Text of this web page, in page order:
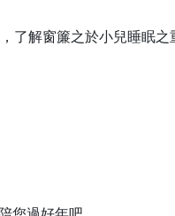
了解窗簾之於小兒睡眠之